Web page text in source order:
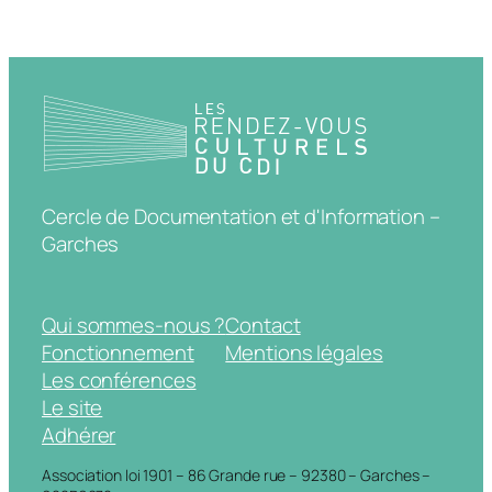
Cercle de Documentation et d'Information –
Garches
Qui sommes-nous ?
Fonctionnement
Les conférences
Le site
Adhérer
Contact
Mentions légales
Association loi 1901 – 86 Grande rue – 92380 – Garches –